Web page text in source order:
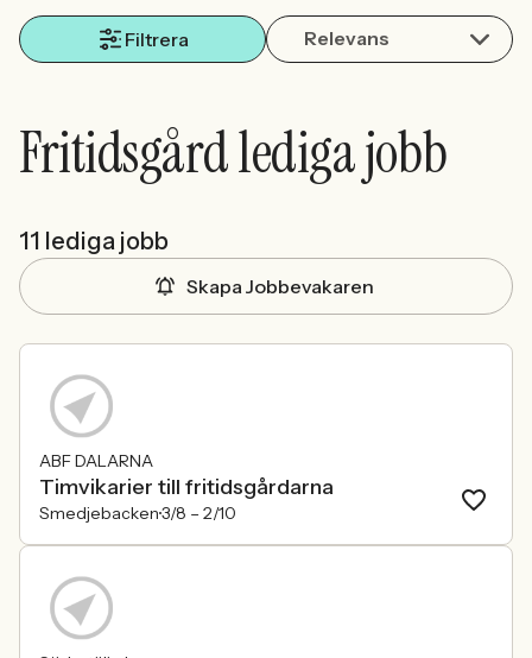
Sök med AI
Filtrera Relevans
Fritidsgård lediga jobb
11 lediga jobb
Skapa Jobbevakaren
ABF DALARNA
Timvikarier till fritidsgårdarna
Smedjebacken3/8 – 2/10